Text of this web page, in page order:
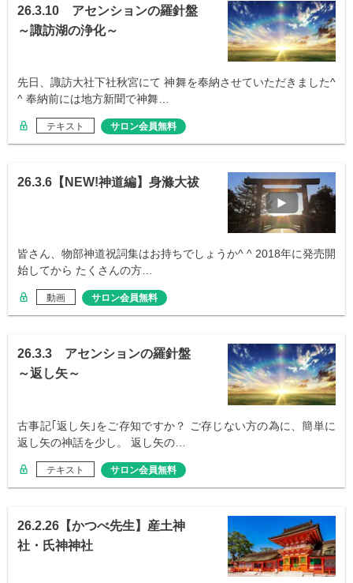
26.3.10 アセンションの羅針盤
～諏訪湖の浄化～
先日、諏訪大社下社秋宮にて 神舞を奉納させていただきました^
^ 奉納前には地方新聞で神舞…
テキスト サロン会員無料
26.3.6【NEW!神道編】身滌大祓
皆さん、物部神道祝詞集はお持ちでしょうか^ ^ 2018年に発売開
始してから たくさんの方…
動画 サロン会員無料
26.3.3 アセンションの羅針盤
～返し矢～
古事記｢返し矢｣をご存知ですか？ ご存じない方の為に、簡単に
返し矢の神話を少し。 返し矢の…
テキスト サロン会員無料
26.2.26【かつべ先生】産土神
社・氏神神社